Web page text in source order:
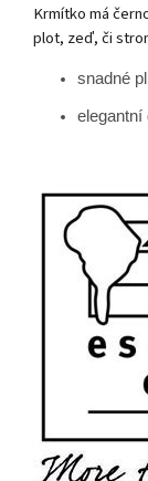
Krmítko má
plot, zeď, či
snadné
elegantní